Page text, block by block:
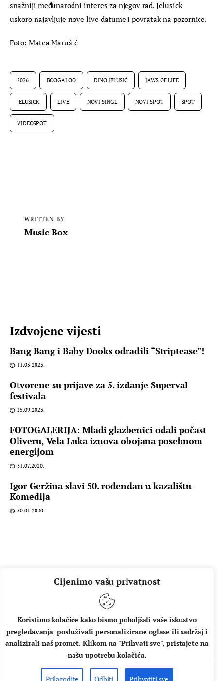
Cijenimo vašu privatnost
Koristimo kolačiće kako bismo poboljšali vaše iskustvo
pregledavanja, posluživali personalizirane oglase ili sadržaj i
analizirali naš promet. Klikom na "Prihvati sve", pristajete na
našu upotrebu kolačića.
Prilagodite Odbiti Prihvatiti sve
snažniji međunarodni interes za njegov rad. Jelusick
uskoro najavljuje nove live datume i povratak na pozornice.
Foto: Matea Marušić
2026 BOOGALOO DINO JELUSIĆ JAWS OF LIFE
JELUSICK LIVE NOVI SINGL NOVI SPOT SPOT
VIDEOSPOT
WRITTEN BY
Music Box
Izdvojene vijesti
Bang Bang i Baby Dooks odradili “Striptease”!
11.05.2023.
Otvorene su prijave za 5. izdanje Superval
festivala
25.09.2023.
FOTOGALERIJA: Mladi glazbenici odali počast
Oliveru, Vela Luka iznova obojana posebnom
energijom
31.07.2020.
Igor Geržina slavi 50. rođendan u kazalištu
Komedija
30.01.2020.
O NAMA IMPRESSUM UVJETI KORIŠTENJA